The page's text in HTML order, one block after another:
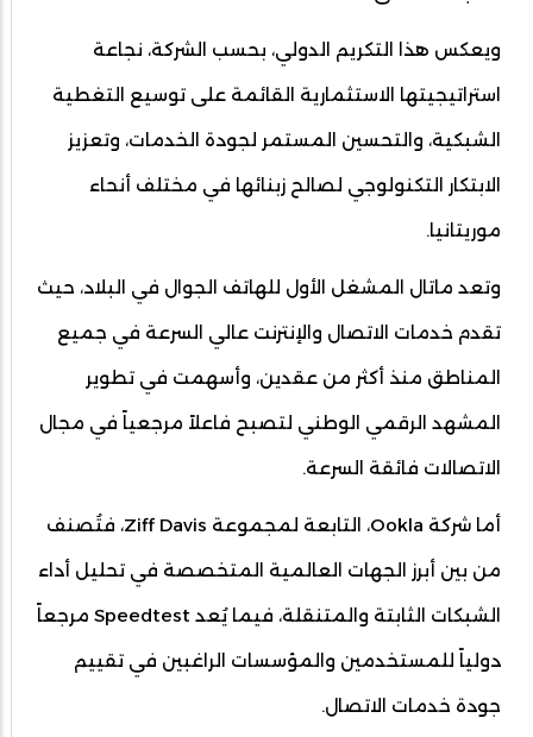
ويعكس هذا التكريم الدولي، بحسب الشركة، نجاعة
استراتيجيتها الاستثمارية القائمة على توسيع التغطية
الشبكية، والتحسين المستمر لجودة الخدمات، وتعزيز
الابتكار التكنولوجي لصالح زبنائها في مختلف أنحاء
موريتانيا.
وتعد ماتال المشغل الأول للهاتف الجوال في البلاد، حيث
تقدم خدمات الاتصال والإنترنت عالي السرعة في جميع
المناطق منذ أكثر من عقدين، وأسهمت في تطوير
المشهد الرقمي الوطني لتصبح فاعلاً مرجعياً في مجال
الاتصالات فائقة السرعة.
أما شركة Ookla، التابعة لمجموعة Ziff Davis، فتُصنف
من بين أبرز الجهات العالمية المتخصصة في تحليل أداء
الشبكات الثابتة والمتنقلة، فيما يُعد Speedtest مرجعاً
دولياً للمستخدمين والمؤسسات الراغبين في تقييم
جودة خدمات الاتصال.